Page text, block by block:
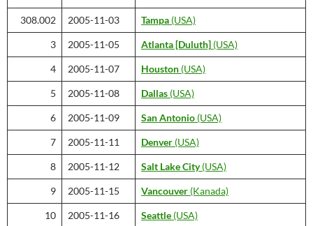
308.002 2005-11-03 Tampa (USA)
3 2005-11-05 Atlanta [Duluth] (USA)
4 2005-11-07 Houston (USA)
5 2005-11-08 Dallas (USA)
6 2005-11-09 San Antonio (USA)
7 2005-11-11 Denver (USA)
8 2005-11-12 Salt Lake City(USA)
9 2005-11-15 Vancouver (Kanada)
10 2005-11-16 Seattle (USA)